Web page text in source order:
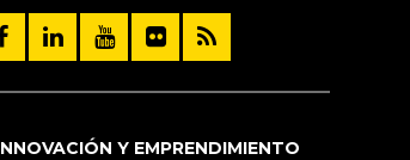
Y EMPRENDIMIENTO